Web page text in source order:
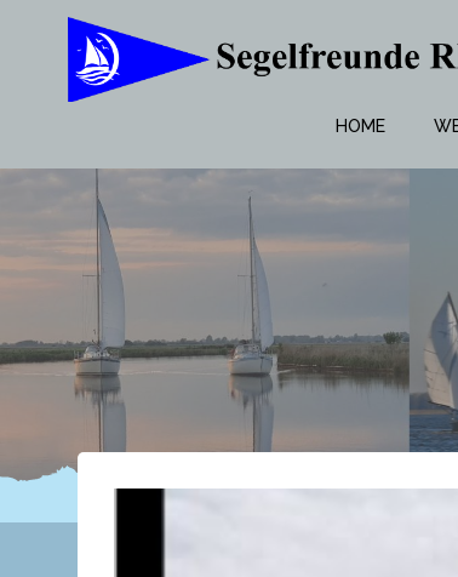
springen
HOME